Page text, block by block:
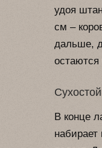
удоя
см –
дальше,
В конце
набирает